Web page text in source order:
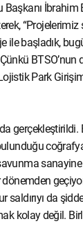
ile başladık,
BTSO’nun
Park
sanayine
da
kolay değil.